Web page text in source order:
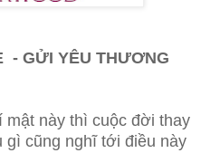
- GỬI YÊU THƯƠNG
này thì cuộc đời thay
gì cũng nghĩ tới điều này